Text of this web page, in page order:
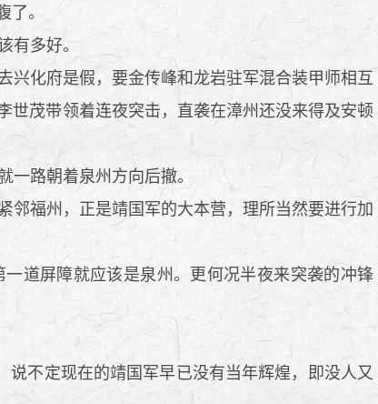
。
多好。
化府是假，要金传峰和龙岩驻军混合装甲师相互
世茂带领着连夜突击，直袭在漳州还没来得及安顿
路朝着泉州方向后撤。
福州，正是靖国军的大本营，理所当然要进行加
道屏障就应该是泉州。更何况半夜来突袭的冲锋
不定现在的靖国军早已没有当年辉煌，即没人又